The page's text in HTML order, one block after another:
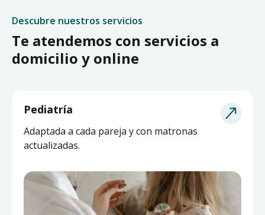
Descubre nuestros servicios
Te atendemos con servicios a
domicilio y online
Pediatría
Adaptada a cada pareja y con matronas
actualizadas.